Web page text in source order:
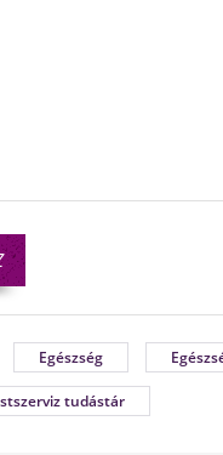
Egészség
tudástár